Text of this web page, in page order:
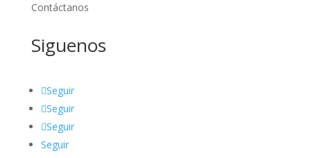
Contáctanos
Siguenos
Seguir
Seguir
Seguir
Seguir